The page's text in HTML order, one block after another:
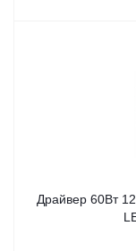
Драйвер 60Вт